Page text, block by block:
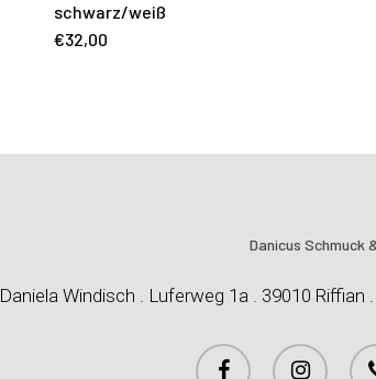
schwarz/weiß
€32,00
Danicus Schmuck
Daniela Windisch . Luferweg 1a . 39010